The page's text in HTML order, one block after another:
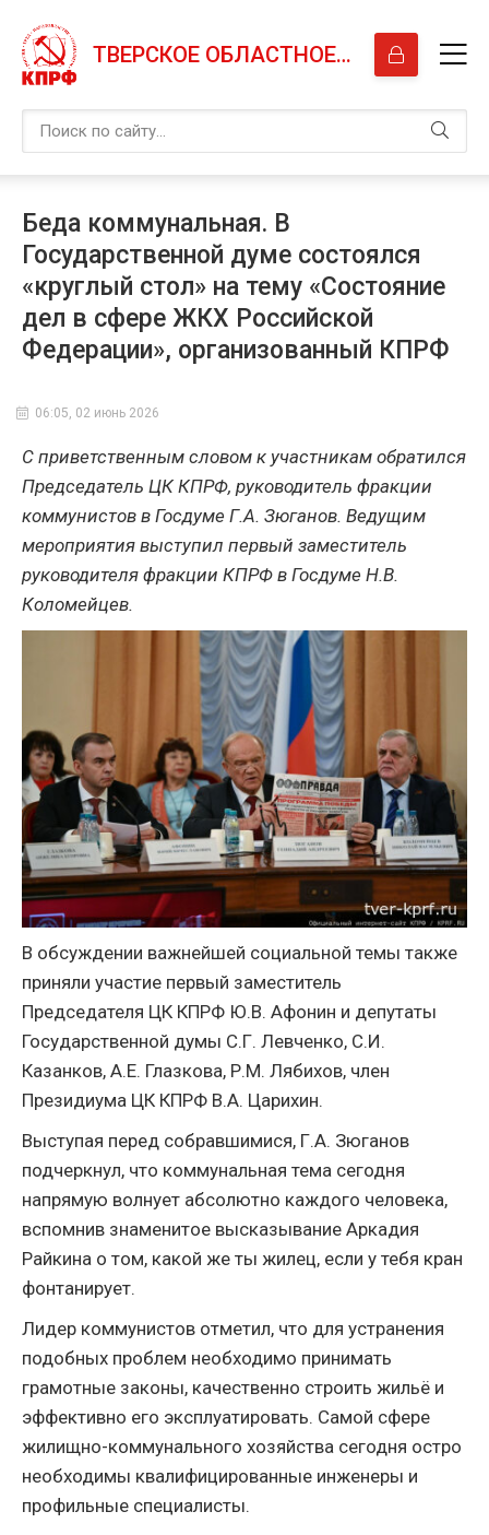
ТВЕРСКОЕ ОБЛАСТНОЕ ОТДЕЛЕНИЕ КПРФ
Беда коммунальная. В
Государственной думе состоялся
«круглый стол» на тему «Состояние
дел в сфере ЖКХ Российской
Федерации», организованный КПРФ
06:05, 02 июнь 2026
С приветственным словом к участникам обратился
Председатель ЦК КПРФ, руководитель фракции
коммунистов в Госдуме Г.А. Зюганов. Ведущим
мероприятия выступил первый заместитель
руководителя фракции КПРФ в Госдуме Н.В.
Коломейцев.
В обсуждении важнейшей социальной темы также
приняли участие первый заместитель
Председателя ЦК КПРФ Ю.В. Афонин и депутаты
Государственной думы С.Г. Левченко, С.И.
Казанков, А.Е. Глазкова, Р.М. Лябихов, член
Президиума ЦК КПРФ В.А. Царихин.
Выступая перед собравшимися, Г.А. Зюганов
подчеркнул, что коммунальная тема сегодня
напрямую волнует абсолютно каждого человека,
вспомнив знаменитое высказывание Аркадия
Райкина о том, какой же ты жилец, если у тебя кран
фонтанирует.
Лидер коммунистов отметил, что для устранения
подобных проблем необходимо принимать
грамотные законы, качественно строить жильё и
эффективно его эксплуатировать. Самой сфере
жилищно-коммунального хозяйства сегодня остро
необходимы квалифицированные инженеры и
профильные специалисты.